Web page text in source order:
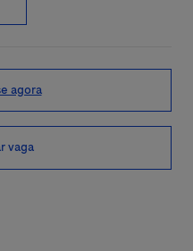
agora
vaga